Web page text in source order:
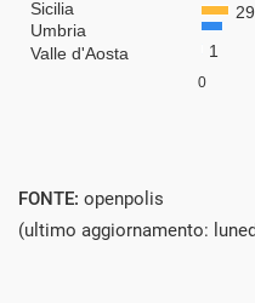
FONTE: openpolis
(ultimo aggiornamento: